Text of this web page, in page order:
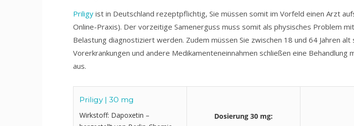
Priligy ist in Deutschland rezeptpflichtig, Sie müssen somit im Vorfeld einen Arzt
Online-Praxis). Der vorzeitige Samenerguss muss somit als physisches Problem
Belastung diagnostiziert werden. Zudem müssen Sie zwischen 18 und 64 Jahren
Vorerkrankungen und andere Medikamenteneinnahmen schließen eine Behandlung
aus.
Priligy | 30 mg
Wirkstoff: Dapoxetin –
Dosierung 30 mg: